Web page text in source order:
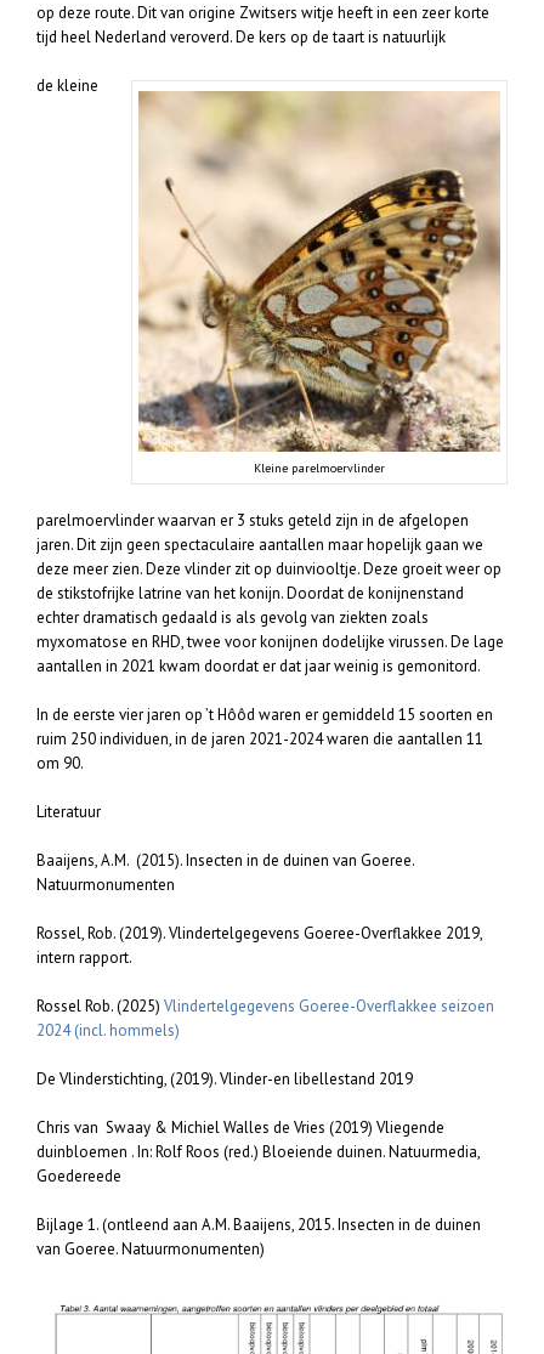
op deze route. Dit van origine Zwitsers witje heeft in een zeer korte
tijd heel Nederland veroverd. De kers op de taart is natuurlijk
Kleine parelmoervlinder
de kleine
parelmoervlinder waarvan er 3 stuks geteld zijn in de afgelopen
jaren. Dit zijn geen spectaculaire aantallen maar hopelijk gaan we
deze meer zien. Deze vlinder zit op duinviooltje. Deze groeit weer op
de stikstofrijke latrine van het konijn. Doordat de konijnenstand
echter dramatisch gedaald is als gevolg van ziekten zoals
myxomatose en RHD, twee voor konijnen dodelijke virussen. De lage
aantallen in 2021 kwam doordat er dat jaar weinig is gemonitord.
In de eerste vier jaren op ’t Hôôd waren er gemiddeld 15 soorten en
ruim 250 individuen, in de jaren 2021-2024 waren die aantallen 11
om 90.
Literatuur
Baaijens, A.M. (2015). Insecten in de duinen van Goeree.
Natuurmonumenten
Rossel, Rob. (2019). Vlindertelgegevens Goeree-Overflakkee 2019,
intern rapport.
Rossel Rob. (2025) Vlindertelgegevens Goeree-Overflakkee seizoen
2024 (incl. hommels)
De Vlinderstichting, (2019). Vlinder-en libellestand 2019
Chris van Swaay & Michiel Walles de Vries (2019) Vliegende
duinbloemen . In: Rolf Roos (red.) Bloeiende duinen. Natuurmedia,
Goedereede
Bijlage 1. (ontleend aan A.M. Baaijens, 2015. Insecten in de duinen
van Goeree. Natuurmonumenten)